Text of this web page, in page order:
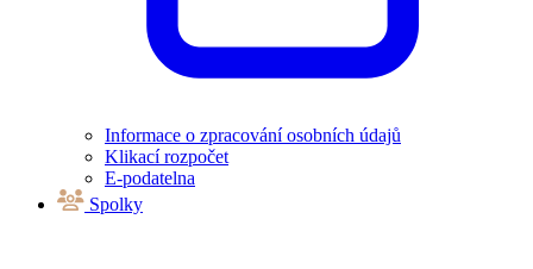
Informace o zpracování osobních údajů
Klikací rozpočet
E-podatelna
Spolky